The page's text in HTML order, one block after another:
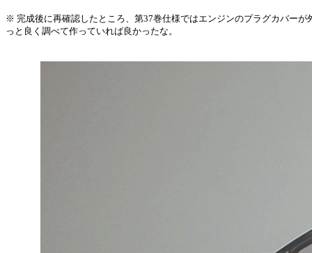
※ 完成後に再確認したところ、第37巻仕様ではエンジンのプラグカバー
っと良く調べて作っていれば良かったな。